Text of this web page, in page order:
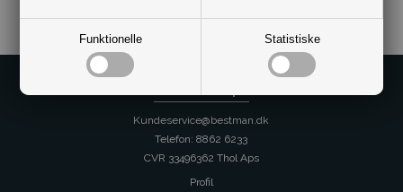
Funktionelle Statistiske
Kundeservice@bestman.dk
Telefon: 8862 6233
CVR 33496362 Thol Aps
Profil